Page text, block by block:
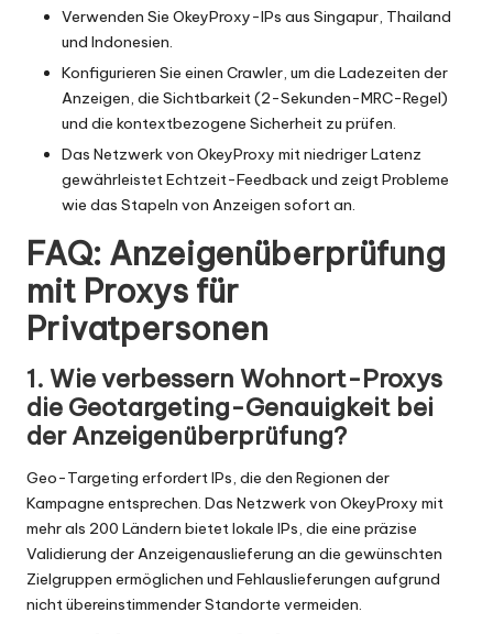
Verwenden Sie OkeyProxy-IPs aus Singapur, Thailand
und Indonesien.
Konfigurieren Sie einen Crawler, um die Ladezeiten der
Anzeigen, die Sichtbarkeit (2-Sekunden-MRC-Regel)
und die kontextbezogene Sicherheit zu prüfen.
Das Netzwerk von OkeyProxy mit niedriger Latenz
gewährleistet Echtzeit-Feedback und zeigt Probleme
wie das Stapeln von Anzeigen sofort an.
FAQ: Anzeigenüberprüfung
mit Proxys für
Privatpersonen
1. Wie verbessern Wohnort-Proxys
die Geotargeting-Genauigkeit bei
der Anzeigenüberprüfung?
Geo-Targeting erfordert IPs, die den Regionen der
Kampagne entsprechen. Das Netzwerk von OkeyProxy mit
mehr als 200 Ländern bietet lokale IPs, die eine präzise
Validierung der Anzeigenauslieferung an die gewünschten
Zielgruppen ermöglichen und Fehlauslieferungen aufgrund
nicht übereinstimmender Standorte vermeiden.